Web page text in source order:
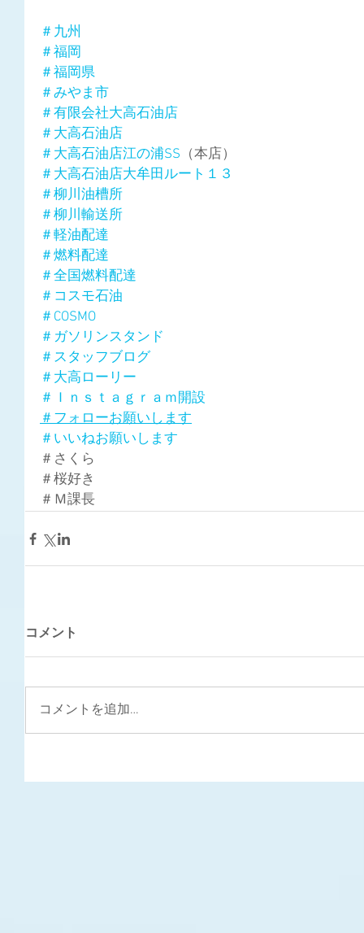
＃九州
＃福岡
＃福岡県
＃みやま市
＃有限会社大高石油店
＃大高石油店
＃大高石油店江の浦SS （本店）
＃大高石油店大牟田ルート１３
＃柳川油槽所
＃柳川輸送所
＃軽油配達
＃燃料配達
＃全国燃料配達
＃コスモ石油
＃COSMO
＃ガソリンスタンド
＃スタッフブログ
＃大高ローリー
＃Ｉｎｓｔａｇｒａｍ開設
＃フォローお願いします
＃いいねお願いします
＃さくら
＃桜好き
＃Ｍ課長
コメント
コメントを追加…